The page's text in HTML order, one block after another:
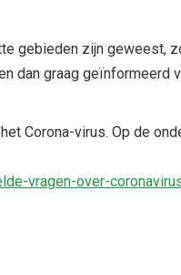
gebieden zijn geweest,
dan graag geïnformeerd
Corona-virus. Op de
vragen-over-